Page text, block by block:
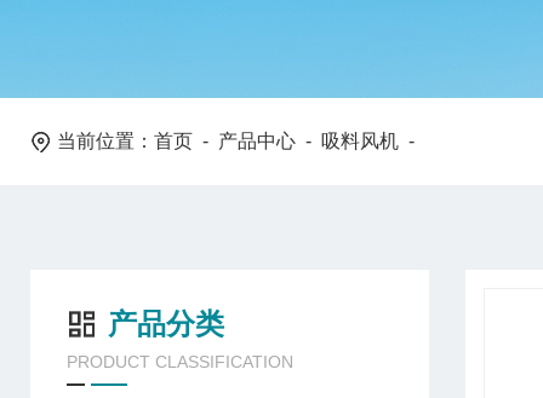
当前位置： 首页 - 产品中心 - 吸料风机 -
产品分类
PRODUCT CLASSIFICATION